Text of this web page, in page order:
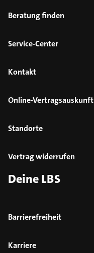
Beratung finden
Service-Center
Kontakt
Online-Vertragsauskunft
Standorte
Vertrag widerrufen
Deine LBS
Barrierefreiheit
Karriere